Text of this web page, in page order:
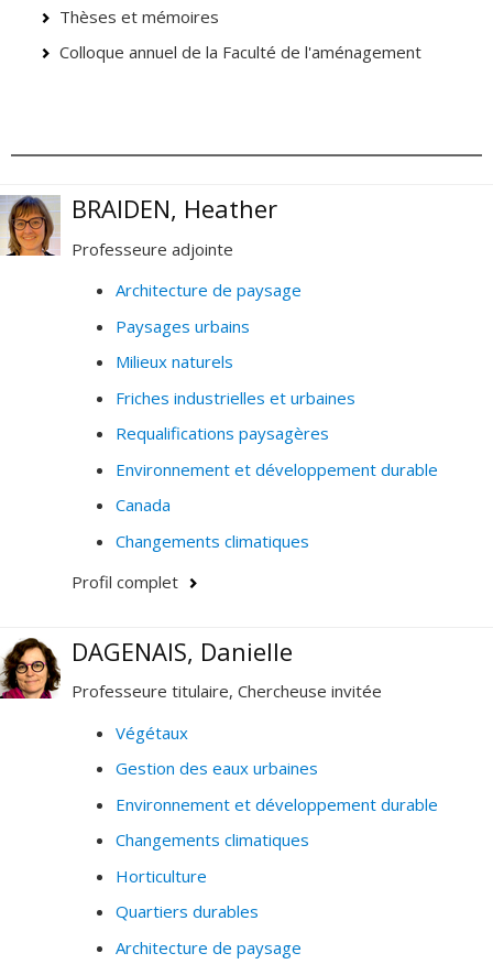
Thèses et mémoires
Colloque annuel de la Faculté de l'aménagement
BRAIDEN, Heather
Professeure adjointe
Architecture de paysage
Paysages urbains
Milieux naturels
Friches industrielles et urbaines
Requalifications paysagères
Environnement et développement durable
Canada
Changements climatiques
Profil complet
DAGENAIS, Danielle
Professeure titulaire, Chercheuse invitée
Végétaux
Gestion des eaux urbaines
Environnement et développement durable
Changements climatiques
Horticulture
Quartiers durables
Architecture de paysage